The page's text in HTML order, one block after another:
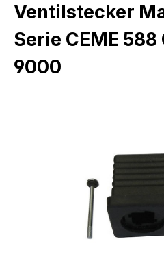
Ventilstecker
Serie CEME
9000